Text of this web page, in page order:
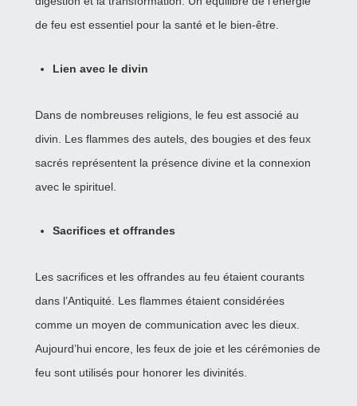
de feu est essentiel pour la santé et le bien-être.
Lien avec le divin
Dans de nombreuses religions, le feu est associé au
divin. Les flammes des autels, des bougies et des feux
sacrés représentent la présence divine et la connexion
avec le spirituel.
Sacrifices et offrandes
Les sacrifices et les offrandes au feu étaient courants
dans l’Antiquité. Les flammes étaient considérées
comme un moyen de communication avec les dieux.
Aujourd’hui encore, les feux de joie et les cérémonies de
feu sont utilisés pour honorer les divinités.